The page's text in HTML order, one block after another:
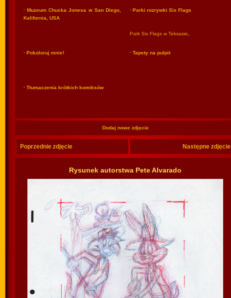
· Muzeum Chucka Jonesa w San Diego,
Kalifornia, USA
· Parki rozrywki Six Flags
Park Six Flags w Teksasie
· Pokoloruj mnie! · Tapety na pulpit
· Tłumaczenia krótkich komiksów
Dodaj nowe zdjęcie
Poprzednie zdjęcie Następne zdjęcie
Rysunek autorstwa Pete Alvarado